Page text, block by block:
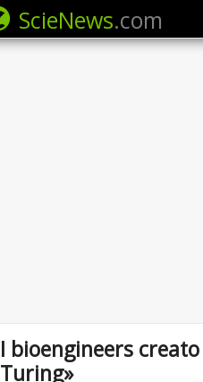
ScieNews.com
I bioengineers
Turing»